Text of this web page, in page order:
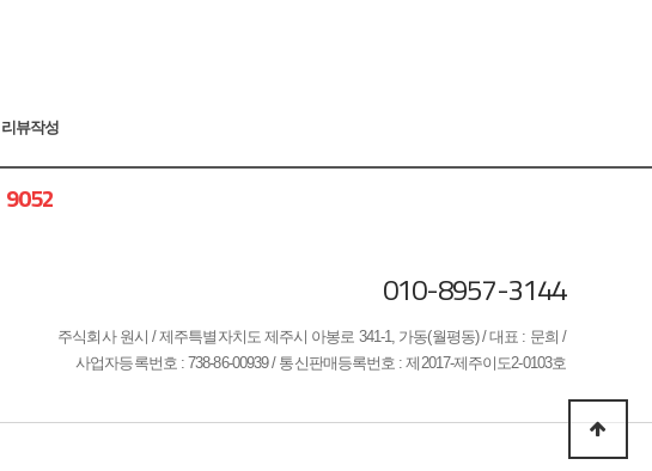
리뷰작성
9052
010-8957-3144
주식회사 원시 / 제주특별자치도 제주시 아봉로 341-1, 가동(월평동) / 대표 : 문희 /
사업자등록번호 : 738-86-00939 / 통신판매등록번호 : 제2017-제주이도2-0103호